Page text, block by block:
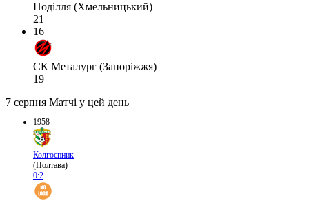
Поділля (Хмельницький)
21
16
СК Металург (Запоріжжя)
19
7 серпня Матчі у цей день
1958
Колгоспник
(Полтава)
0:2